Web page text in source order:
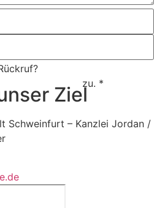
zu. *
Ziel
Schweinfurt – Kanzlei Jordan /